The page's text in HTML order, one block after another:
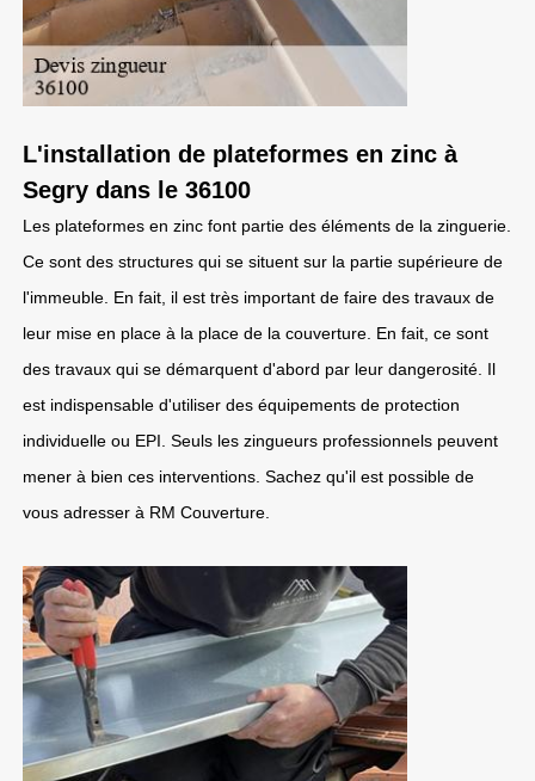
L'installation de plateformes en zinc à
Segry dans le 36100
Les plateformes en zinc font partie des éléments de la zinguerie.
Ce sont des structures qui se situent sur la partie supérieure de
l'immeuble. En fait, il est très important de faire des travaux de
leur mise en place à la place de la couverture. En fait, ce sont
des travaux qui se démarquent d'abord par leur dangerosité. Il
est indispensable d'utiliser des équipements de protection
individuelle ou EPI. Seuls les zingueurs professionnels peuvent
mener à bien ces interventions. Sachez qu'il est possible de
vous adresser à RM Couverture.